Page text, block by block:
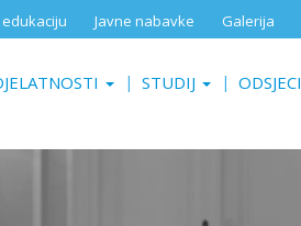
Javne nabavke Galerija
STUDIJ ODSJECI